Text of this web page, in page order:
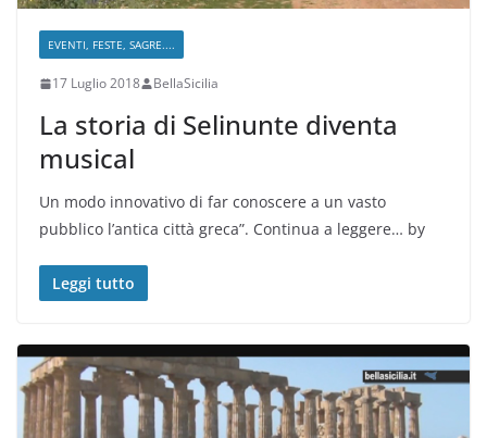
EVENTI, FESTE, SAGRE....
17 Luglio 2018 BellaSicilia
La storia di Selinunte diventa
musical
Un modo innovativo di far conoscere a un vasto
pubblico l’antica città greca”. Continua a leggere… by
Leggi tutto